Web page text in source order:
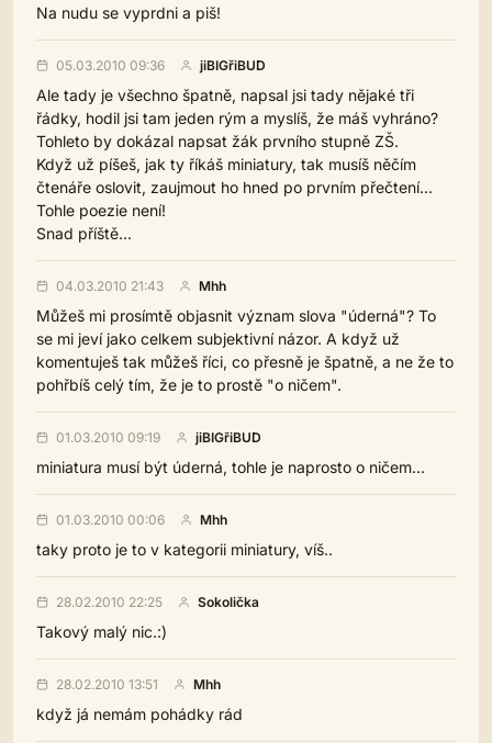
Na nudu se vyprdni a piš!
05.03.2010 09:36 jiBIGřiBUD
Ale tady je všechno špatně, napsal jsi tady nějaké tři
řádky, hodil jsi tam jeden rým a myslíš, že máš vyhráno?
Tohleto by dokázal napsat žák prvního stupně ZŠ.
Když už píšeš, jak ty říkáš miniatury, tak musíš něčím
čtenáře oslovit, zaujmout ho hned po prvním přečtení...
Tohle poezie není!
Snad příště...
04.03.2010 21:43 Mhh
Můžeš mi prosímtě objasnit význam slova "úderná"? To
se mi jeví jako celkem subjektivní názor. A když už
komentuješ tak můžeš říci, co přesně je špatně, a ne že to
pohřbíš celý tím, že je to prostě "o ničem".
01.03.2010 09:19 jiBIGřiBUD
miniatura musí být úderná, tohle je naprosto o ničem...
01.03.2010 00:06 Mhh
taky proto je to v kategorii miniatury, víš..
28.02.2010 22:25 Sokolička
Takový malý nic.:)
28.02.2010 13:51 Mhh
když já nemám pohádky rád